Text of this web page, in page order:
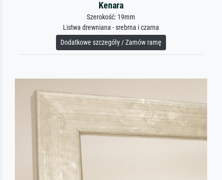
Kenara
Szerokość: 19mm
Listwa drewniana - srebrna i czarna
Dodatkowe szczegóły / Zamów ramę